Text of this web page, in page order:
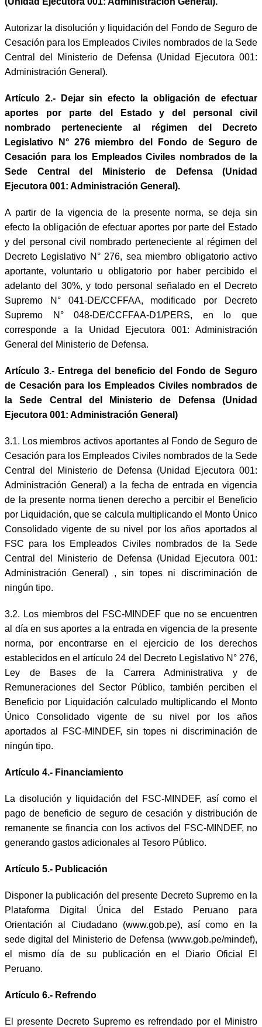
Autorizar la disolución y liquidación del Fondo de Seguro de
Cesación para los Empleados Civiles nombrados de la Sede
Central del Ministerio de Defensa (Unidad Ejecutora 001:
Administración General).
Artículo 2.- Dejar sin efecto la obligación de efectuar
aportes por parte del Estado y del personal civil
nombrado perteneciente al régimen del Decreto
Legislativo N° 276 miembro del Fondo de Seguro de
Cesación para los Empleados Civiles nombrados de la
Sede Central del Ministerio de Defensa (Unidad
Ejecutora 001: Administración General).
A partir de la vigencia de la presente norma, se deja sin
efecto la obligación de efectuar aportes por parte del Estado
y del personal civil nombrado perteneciente al régimen del
Decreto Legislativo N° 276, sea miembro obligatorio activo
aportante, voluntario u obligatorio por haber percibido el
adelanto del 30%, y todo personal señalado en el Decreto
Supremo N° 041-DE/CCFFAA, modificado por Decreto
Supremo N° 048-DE/CCFFAA-D1/PERS, en lo que
corresponde a la Unidad Ejecutora 001: Administración
General del Ministerio de Defensa.
Artículo 3.- Entrega del beneficio del Fondo de Seguro
de Cesación para los Empleados Civiles nombrados de
la Sede Central del Ministerio de Defensa (Unidad
Ejecutora 001: Administración General)
3.1. Los miembros activos aportantes al Fondo de Seguro de
Cesación para los Empleados Civiles nombrados de la Sede
Central del Ministerio de Defensa (Unidad Ejecutora 001:
Administración General) a la fecha de entrada en vigencia
de la presente norma tienen derecho a percibir el Beneficio
por Liquidación, que se calcula multiplicando el Monto Único
Consolidado vigente de su nivel por los años aportados al
FSC para los Empleados Civiles nombrados de la Sede
Central del Ministerio de Defensa (Unidad Ejecutora 001:
Administración General) , sin topes ni discriminación de
ningún tipo.
3.2. Los miembros del FSC-MINDEF que no se encuentren
al día en sus aportes a la entrada en vigencia de la presente
norma, por encontrarse en el ejercicio de los derechos
establecidos en el artículo 24 del Decreto Legislativo N° 276,
Ley de Bases de la Carrera Administrativa y de
Remuneraciones del Sector Público, también perciben el
Beneficio por Liquidación calculado multiplicando el Monto
Único Consolidado vigente de su nivel por los años
aportados al FSC-MINDEF, sin topes ni discriminación de
ningún tipo.
Artículo 4.- Financiamiento
La disolución y liquidación del FSC-MINDEF, así como el
pago de beneficio de seguro de cesación y distribución de
remanente se financia con los activos del FSC-MINDEF, no
generando gastos adicionales al Tesoro Público.
Artículo 5.- Publicación
Disponer la publicación del presente Decreto Supremo en la
Plataforma Digital Única del Estado Peruano para
Orientación al Ciudadano (www.gob.pe), así como en la
sede digital del Ministerio de Defensa (www.gob.pe/mindef),
el mismo día de su publicación en el Diario Oficial El
Peruano.
Artículo 6.- Refrendo
El presente Decreto Supremo es refrendado por el Ministro